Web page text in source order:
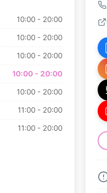
10:00 - 20:00
10:00 - 20:00
10:00 - 20:00
10:00 - 20:00
10:00 - 20:00
11:00 - 20:00
11:00 - 20:00